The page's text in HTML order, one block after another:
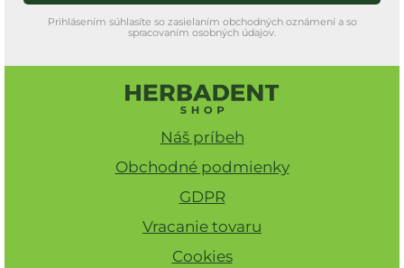
Prihlásením súhlasíte so zasielaním obchodných oznámení a so
spracovaním osobných údajov.
Náš príbeh
Obchodné podmienky
GDPR
Vracanie tovaru
Cookies